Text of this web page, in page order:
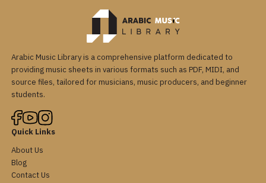
Arabic Music Library is a comprehensive platform dedicated to
providing music sheets in various formats such as PDF, MIDI, and
source files, tailored for musicians, music producers, and beginner
students.
Quick Links
About Us
Blog
Contact Us